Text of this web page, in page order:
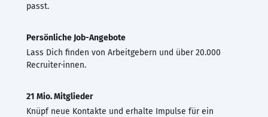
passt.
Persönliche Job-Angebote
Lass Dich finden von Arbeitgebern und über 20.000
Recruiter·innen.
21 Mio. Mitglieder
Knüpf neue Kontakte und erhalte Impulse für ein